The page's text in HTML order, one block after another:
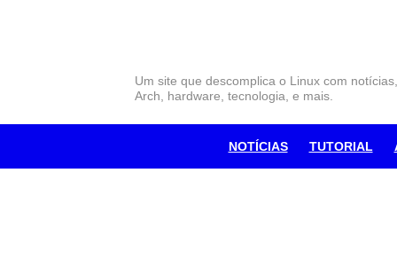
Um site que descomplica o Linux com
Arch, hardware, tecnologia, e mais.
NOTÍCIAS TUTORIAL